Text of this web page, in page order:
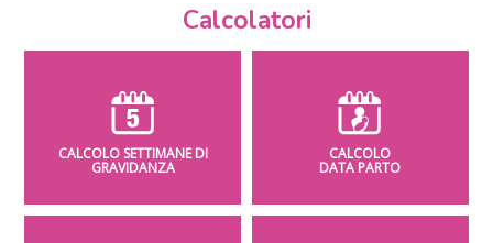
Calcolatori
CALCOLO SETTIMANE DI
GRAVIDANZA
CALCOLO
DATA PARTO